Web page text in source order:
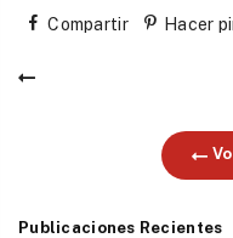
Compartir Hacer
Publicaciones Recientes